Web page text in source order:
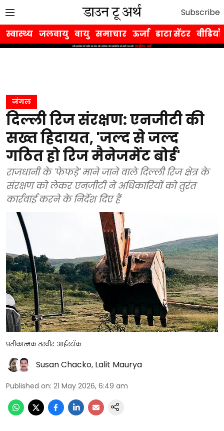
Subscribe
स्वास्थ्य जलवायु वायु समाचार ऊर्जा डाटा सेंटर वीडियो
जंगल
दिल्ली रिज संरक्षण: एनजीटी की
सख्त हिदायत, 'जल्द से जल्द
गठित हो रिज मैनेजमेंट बोर्ड'
राजधानी के 'फेफड़े' माने जाने वाले दिल्ली रिज क्षेत्र के
संरक्षण को लेकर एनजीटी ने अधिकारियों को तुरंत
कार्रवाई करने के निर्देश दिए हैं
प्रतीकात्मक तस्वीर: आईस्टॉक
Susan Chacko, Lalit Maurya
Published on: 21 May 2026, 6:49 am